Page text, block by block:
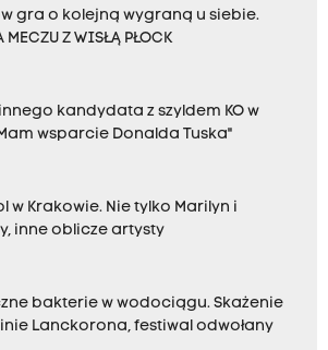
gra o kolejną wygraną u siebie.
MECZU Z WISŁĄ PŁOCK
kandydata z szyldem KO w
wsparcie Donalda Tuska"
w Krakowie. Nie tylko Marilyn i
inne oblicze artysty
bakterie w wodociągu. Skażenie
Lanckorona, festiwal odwołany